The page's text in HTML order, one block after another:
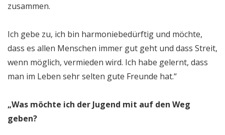
zusammen.
Ich gebe zu, ich bin harmoniebedürftig und möchte,
dass es allen Menschen immer gut geht und dass Streit,
wenn möglich, vermieden wird. Ich habe gelernt, dass
man im Leben sehr selten gute Freunde hat.“
„Was möchte ich der Jugend mit auf den Weg
geben?